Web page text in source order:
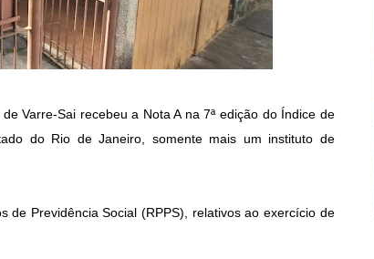
Varre-Sai recebeu a Nota A na 7ª edição do Índice de
do Rio de Janeiro, somente mais um instituto de
de Previdência Social (RPPS), relativos ao exercício de